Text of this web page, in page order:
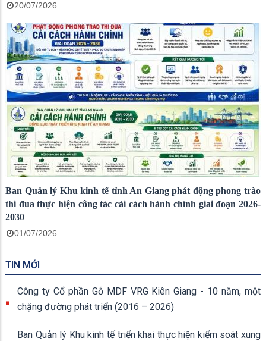
20/07/2026
Ban Quản lý Khu kinh tế tỉnh An Giang phát động phong trào
thi đua thực hiện công tác cải cách hành chính giai đoạn 2026-
2030
01/07/2026
TIN MỚI
Công ty Cổ phần Gỗ MDF VRG Kiên Giang - 10 năm, một
chặng đường phát triển (2016 – 2026)
Ban Quản lý Khu kinh tế triển khai thực hiện kiểm soát xung